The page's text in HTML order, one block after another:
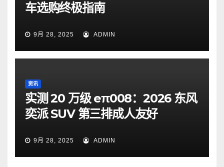
车选购终极指南
9月 28, 2025 ADMIN
资讯
实测 20 万级 eπ008：2026 东风
奕派 SUV 第三排成人友好
9月 28, 2025 ADMIN